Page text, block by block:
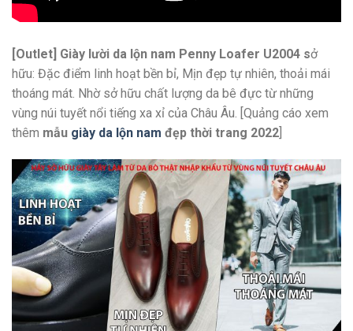
[Outlet] Giày lười da lộn nam Penny Loafer U2004 sở
hữu: Đặc điểm linh hoạt bền bỉ, Mịn đẹp tự nhiên, thoải mái
thoáng mát. Nhờ sở hữu chất lượng da bê đực từ những
vùng núi tuyết nổi tiếng xa xỉ của Châu Âu. [Quảng cáo xem
thêm mẫu giày da lộn nam đẹp thời trang 2022